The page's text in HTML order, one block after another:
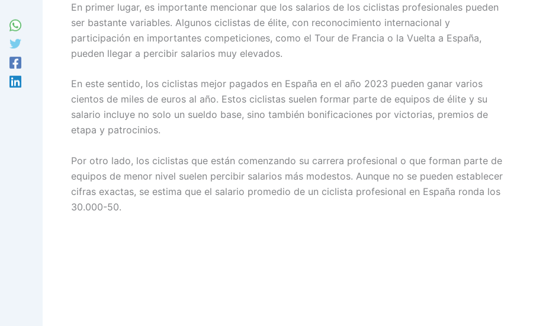
En primer lugar, es importante mencionar que los salarios de los ciclistas profesionales pueden
ser bastante variables. Algunos ciclistas de élite, con reconocimiento internacional y
participación en importantes competiciones, como el Tour de Francia o la Vuelta a España,
pueden llegar a percibir salarios muy elevados.
En este sentido, los ciclistas mejor pagados en España en el año 2023 pueden ganar varios
cientos de miles de euros al año. Estos ciclistas suelen formar parte de equipos de élite y su
salario incluye no solo un sueldo base, sino también bonificaciones por victorias, premios de
etapa y patrocinios.
Por otro lado, los ciclistas que están comenzando su carrera profesional o que forman parte de
equipos de menor nivel suelen percibir salarios más modestos. Aunque no se pueden establecer
cifras exactas, se estima que el salario promedio de un ciclista profesional en España ronda los
30.000-50.